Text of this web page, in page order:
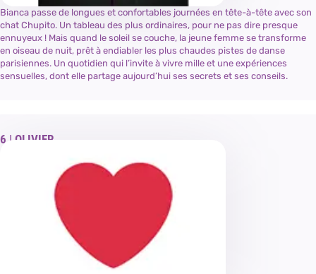
Bianca passe de longues et confortables journées en tête-à-tête avec son
chat Chupito. Un tableau des plus ordinaires, pour ne pas dire presque
ennuyeux ! Mais quand le soleil se couche, la jeune femme se transforme
en oiseau de nuit, prêt à endiabler les plus chaudes pistes de danse
parisiennes. Un quotidien qui l’invite à vivre mille et une expériences
sensuelles, dont elle partage aujourd’hui ses secrets et ses conseils.
OLIVIER